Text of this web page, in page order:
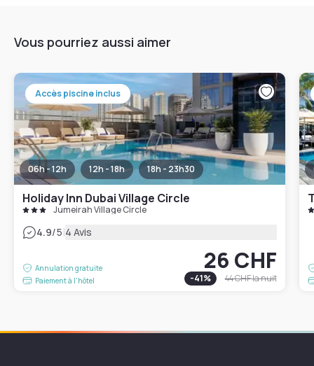
Vous pourriez aussi aimer
Accès piscine inclus
06h - 12h 12h - 18h 18h - 23h30
Holiday Inn Dubai Village Circle
Jumeirah Village Circle
4.9/5|4 Avis
Annulation gratuite
Paiement à l'hôtel
26 CHF
-41% 44 CHFla nuit